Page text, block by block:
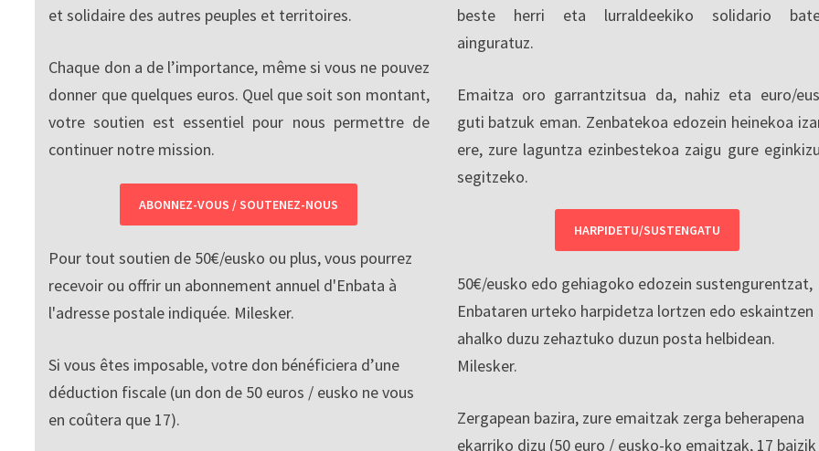
et solidaire des autres peuples et territoires.
Chaque don a de l’importance, même si vous ne pouvez
donner que quelques euros. Quel que soit son montant,
votre soutien est essentiel pour nous permettre de
continuer notre mission.
ABONNEZ-VOUS / SOUTENEZ-NOUS
Pour tout soutien de 50€/eusko ou plus, vous pourrez
recevoir ou offrir un abonnement annuel d'Enbata à
l'adresse postale indiquée. Milesker.
Si vous êtes imposable, votre don bénéficiera d’une
déduction fiscale (un don de 50 euros / eusko ne vous
en coûtera que 17).
beste herri eta lurraldeekiko solidario
ainguratuz.
Emaitza oro garrantzitsua da, nahiz eta euro/
guti batzuk eman. Zenbatekoa edozein heinekoa
ere, zure laguntza ezinbestekoa zaigu gure
segitzeko.
HARPIDETU/SUSTENGATU
50€/eusko edo gehiagoko edozein sustengurentzat,
Enbataren urteko harpidetza lortzen edo eskaintzen
ahalko duzu zehaztuko duzun posta helbidean.
Milesker.
Zergapean bazira, zure emaitzak zerga beherapena
ekarriko dizu (50 euro / eusko-ko emaitzak, 17 baizik